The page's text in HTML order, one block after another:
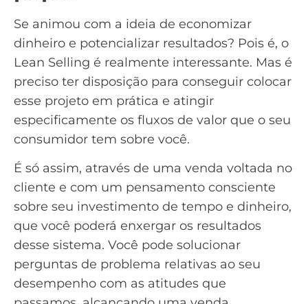
Se animou com a ideia de economizar
dinheiro e potencializar resultados? Pois é, o
Lean Selling é realmente interessante. Mas é
preciso ter disposição para conseguir colocar
esse projeto em prática e atingir
especificamente os fluxos de valor que o seu
consumidor tem sobre você.
É só assim, através de uma venda voltada no
cliente e com um pensamento consciente
sobre seu investimento de tempo e dinheiro,
que você poderá enxergar os resultados
desse sistema. Você pode solucionar
perguntas de problema relativas ao seu
desempenho com as atitudes que